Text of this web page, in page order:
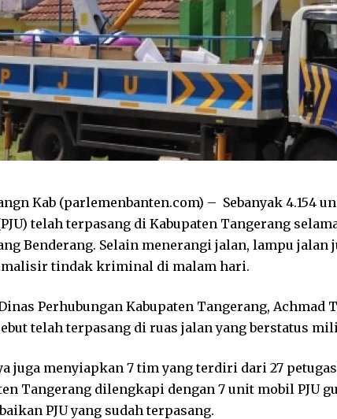
Kab (parlemenbanten.com) – Sebanyak 4.154
telah terpasang di Kabupaten Tangerang
Benderang. Selain menerangi jalan, lampu
tindak kriminal di malam hari.
Perhubungan Kabupaten Tangerang,
telah terpasang di ruas jalan yang berstatus
juga menyiapkan 7 tim yang terdiri dari 27 petugas
Tangerang dilengkapi dengan 7 unit mobil PJU
PJU yang sudah terpasang.